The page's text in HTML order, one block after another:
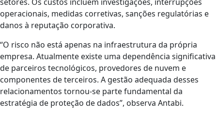
operacionais, medidas corretivas, sanções regulatórias e
danos à reputação corporativa.
“O risco não está apenas na infraestrutura da própria
empresa. Atualmente existe uma dependência significativa
de parceiros tecnológicos, provedores de nuvem e
componentes de terceiros. A gestão adequada desses
relacionamentos tornou-se parte fundamental da
estratégia de proteção de dados”, observa Antabi.